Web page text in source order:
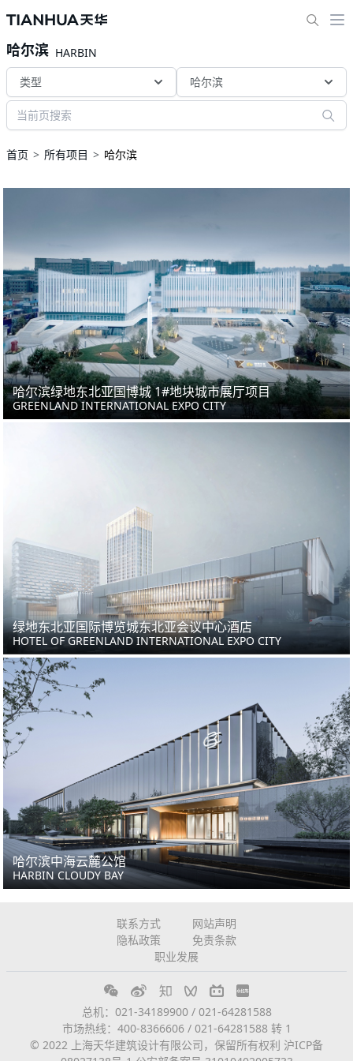
哈尔滨 HARBIN
类型
哈尔滨
首页 所有项目 哈尔滨
哈尔滨绿地东北亚国博城 1#地块城市展厅项目
GREENLAND INTERNATIONAL EXPO CITY
绿地东北亚国际博览城东北亚会议中心酒店
HOTEL OF GREENLAND INTERNATIONAL EXPO CITY
哈尔滨中海云麓公馆
HARBIN CLOUDY BAY
联系方式
网站声明
隐私政策
免责条款
职业发展
总机：021-34189900 / 021-64281588
市场热线：400-8366606 / 021-64281588 转 1
© 2022 上海天华建筑设计有限公司，保留所有权利 沪ICP备